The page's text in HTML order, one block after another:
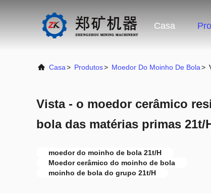
Casa
Casa> Produtos> Moedor Do Moinho De Bola>
Vista - o moedor cerâmico
bola das matérias primas 21t/
moedor do moinho de bola 21t/H
Moedor cerâmico do moinho de bola
moinho de bola do grupo 21t/H